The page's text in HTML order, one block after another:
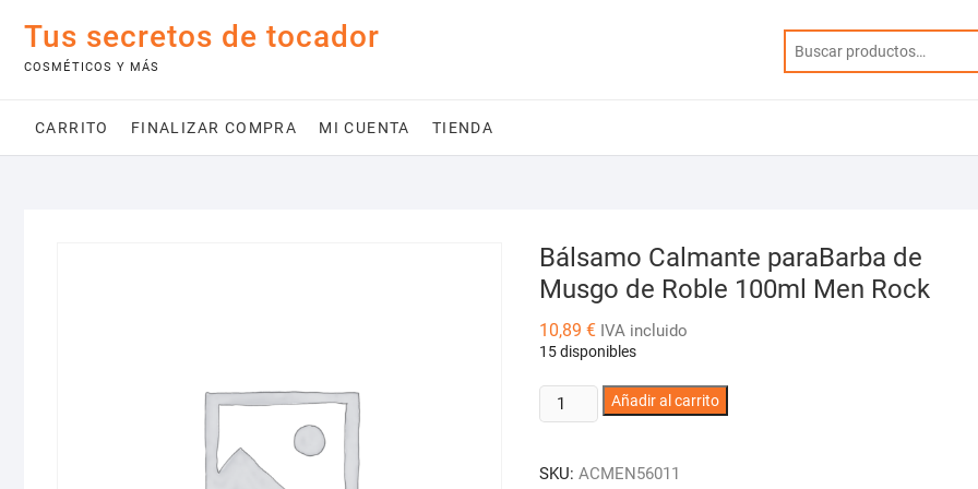
contenido
Tus secretos de tocador
COSMÉTICOS Y MÁS
CARRITO FINALIZAR COMPRA MI CUENTA TIENDA
Bálsamo Calmante paraBarba de
Musgo de Roble 100ml Men Rock
10,89 € IVA incluido
15 disponibles
Bálsamo
Calmante
de
Añadir al carrito
SKU: ACMEN56011